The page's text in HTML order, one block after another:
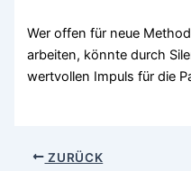
Wer offen für neue
arbeiten, könnte durch
wertvollen Impuls für die
ZURÜCK